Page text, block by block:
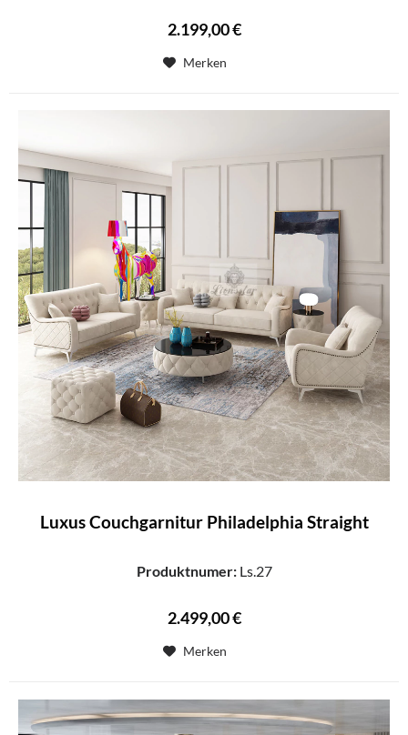
2.199,00 €
Merken
Luxus Couchgarnitur Philadelphia Straight
Produktnumer:Ls.27
2.499,00 €
Merken